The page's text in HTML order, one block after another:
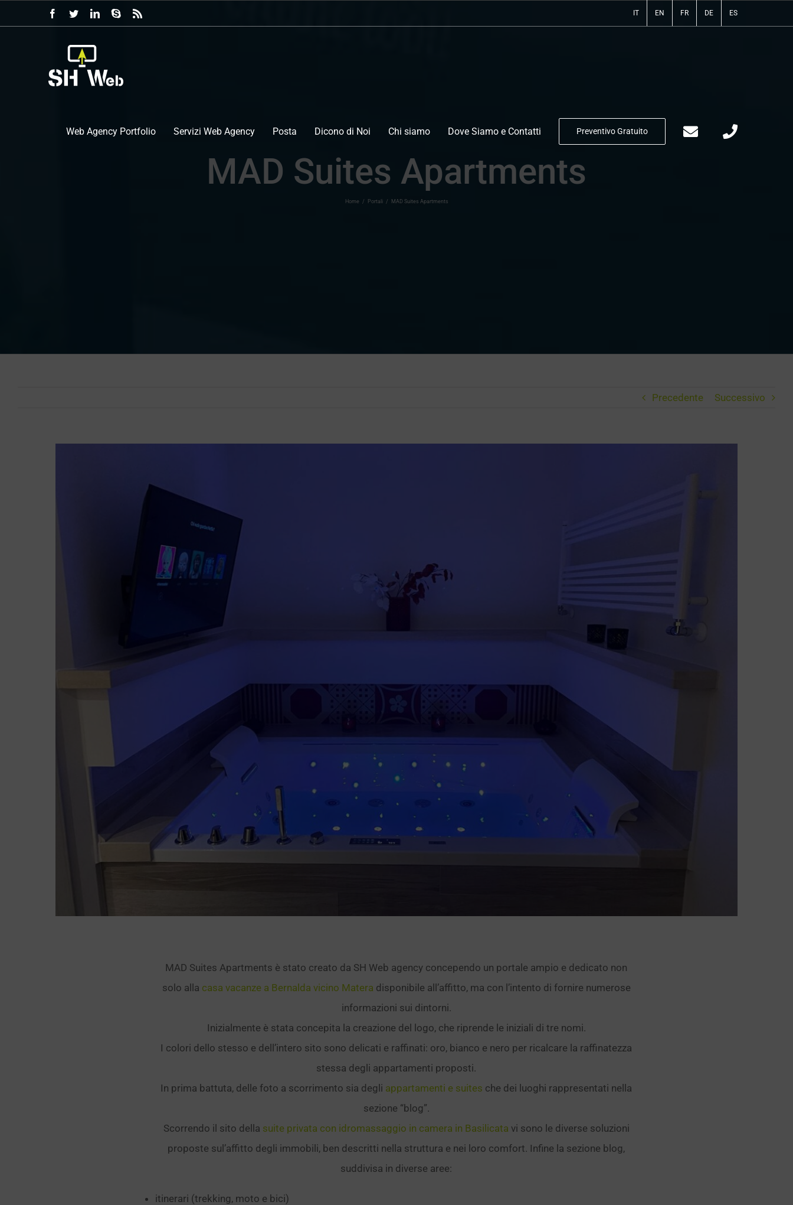
al
Facebook
TwitterLinkedIn
Skype IT EN FR DE ES
Web Agency Portfolio Servizi Web Agency Posta Dicono di Noi Chi siamo Dove Siamo e Contatti Preventivo Gratuito
MAD Suites Apartments
Home / Portali / MAD Suites Apartments
Precedente Successivo
MAD Suites Apartments è stato creato da SH Web agency concependo un portale ampio e dedicato non
solo alla casa vacanze a Bernalda vicino Matera disponibile all’affitto, ma con l’intento di fornire numerose
informazioni sui dintorni.
Inizialmente è stata concepita la creazione del logo, che riprende le iniziali di tre nomi.
I colori dello stesso e dell’intero sito sono delicati e raffinati: oro, bianco e nero per ricalcare la raffinatezza
stessa degli appartamenti proposti.
In prima battuta, delle foto a scorrimento sia degli appartamenti e suites che dei luoghi rappresentati nella
sezione “blog”.
Scorrendo il sito della suite privata con idromassaggio in camera in Basilicata vi sono le diverse soluzioni
proposte sul’affitto degli immobili, ben descritti nella struttura e nei loro comfort. Infine la sezione blog,
suddivisa in diverse aree:
itinerari (trekking, moto e bici)